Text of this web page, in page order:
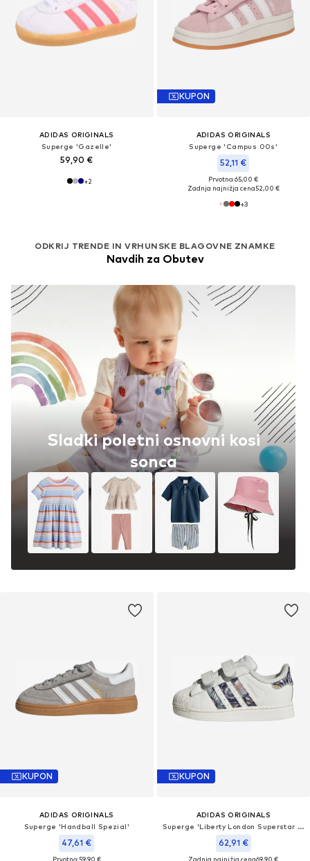
ADIDAS ORIGINALS
Superge 'Gazelle'
59,90 €
+2
ODKRIJ TRENDE IN VRHUNSKE BLAGOVNE ZNAMKE
Navdih za Obutev
Sladki poletni osnovni kosi
sonca
KUPON
ADIDAS ORIGINALS
Superge 'Campus 00s'
52,11 €
Prvotno: 65,00 €
Zadnja najnižja cena52,00 €
+3
KUPON
ADIDAS ORIGINALS
Superge 'Handball Spezial'
47,61 €
Prvotno: 59,90 €
KUPON
ADIDAS ORIGINALS
Superge 'Liberty London Superstar II'
62,91 €
Zadnja najnižja cena69,90 €